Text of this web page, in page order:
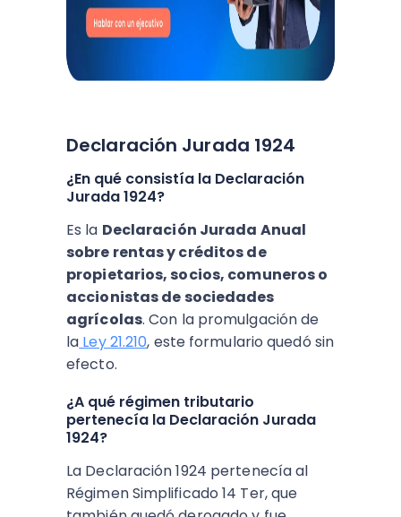
Declaración Jurada 1924
¿En qué consistía la Declaración
Jurada 1924?
Es la Declaración Jurada Anual
sobre rentas y créditos de
propietarios, socios, comuneros o
accionistas de sociedades
agrícolas. Con la promulgación de
la Ley 21.210, este formulario quedó sin
efecto.
¿A qué régimen tributario
pertenecía la Declaración Jurada
1924?
La Declaración 1924 pertenecía al
Régimen Simplificado 14 Ter, que